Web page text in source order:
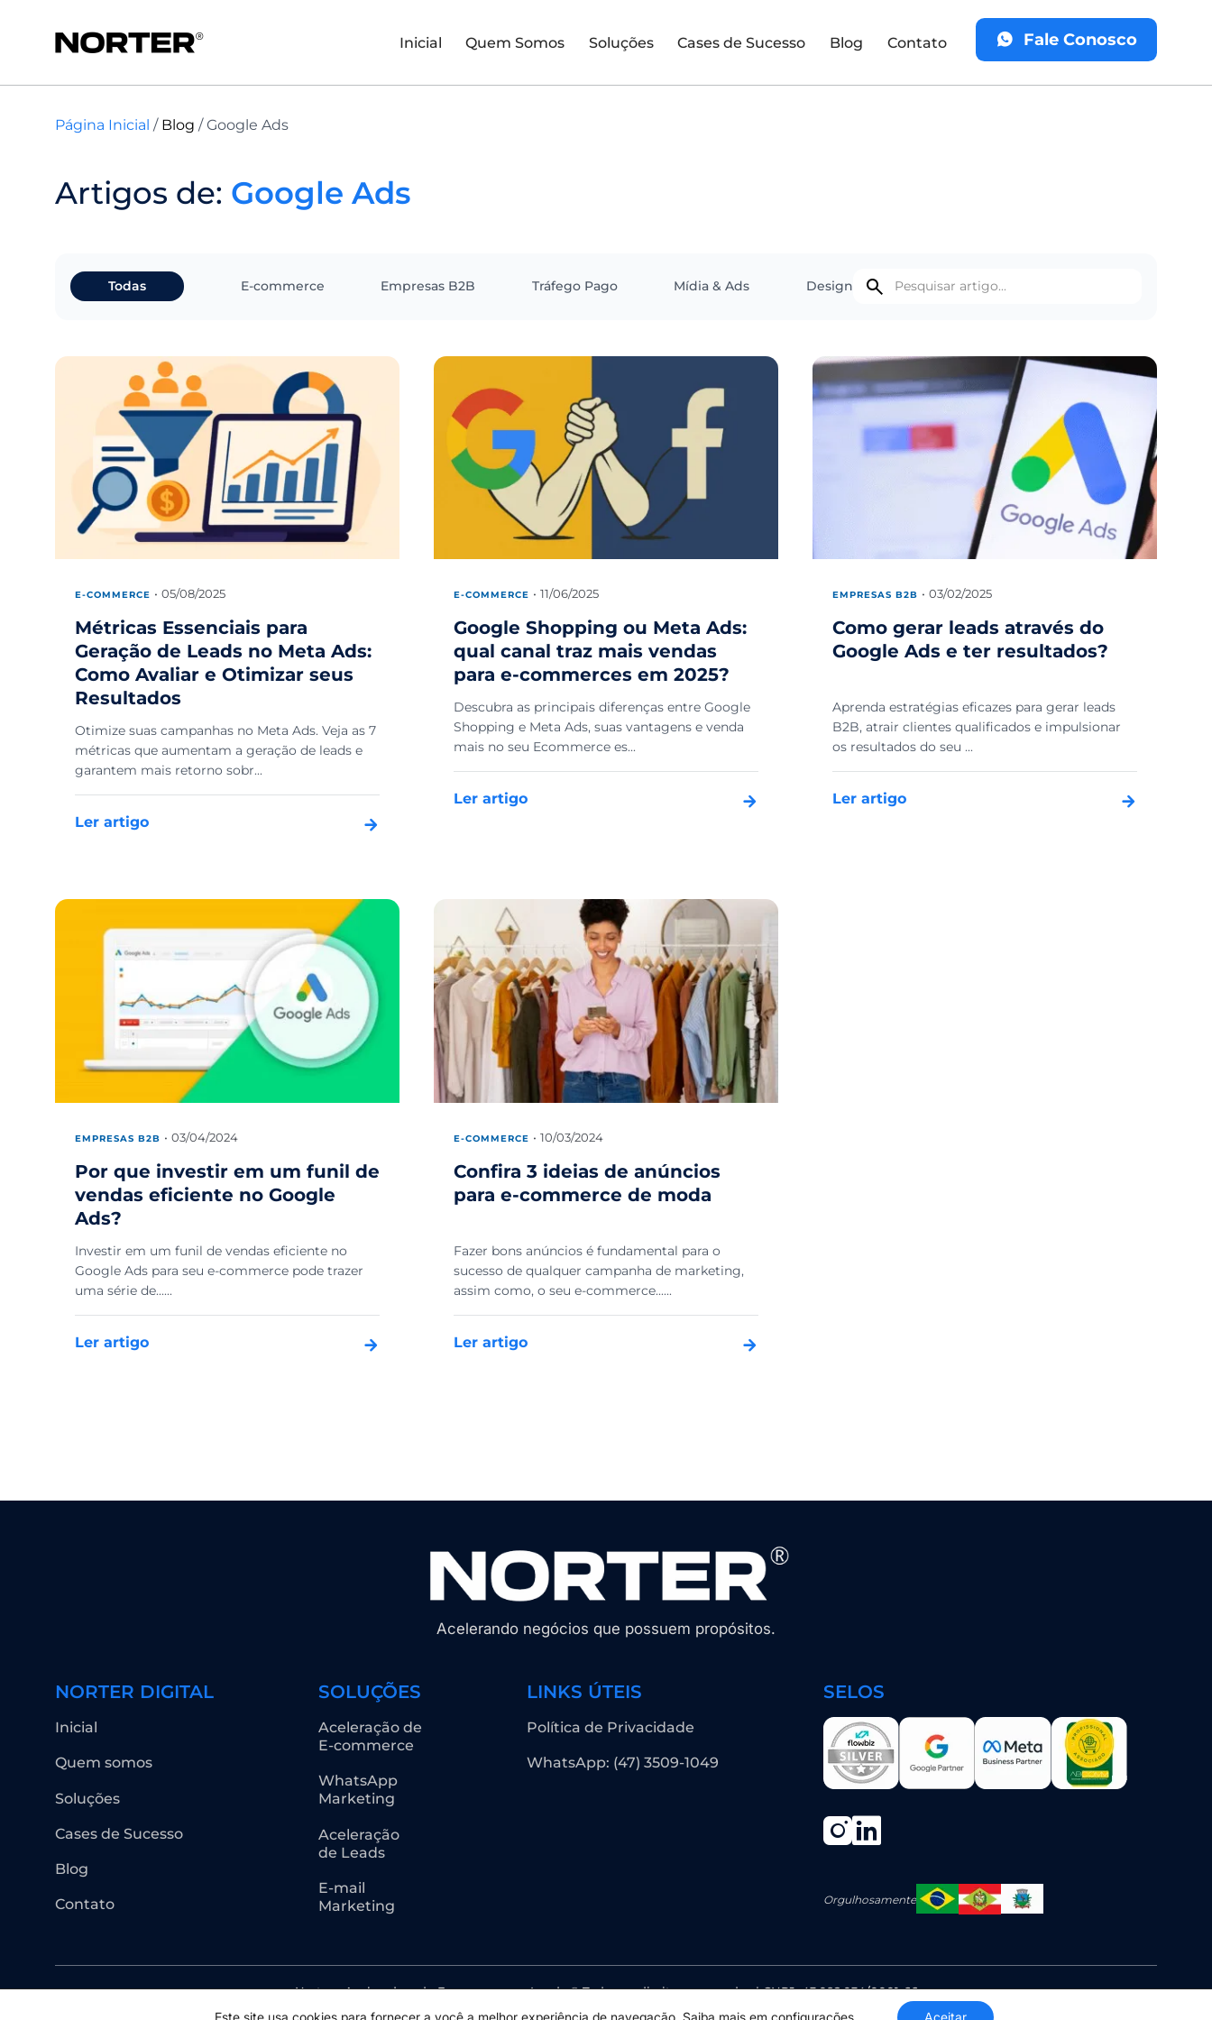
Inicial Quem Somos Soluções Cases de Sucesso Blog Contato Fale Conosco
Página Inicial / Blog /Google Ads
Artigos de: Google Ads
Todas E-commerce Empresas B2B Tráfego Pago Mídia & Ads Design
E-COMMERCE 05/08/2025
Métricas Essenciais para
Geração de Leads no Meta Ads:
Como Avaliar e Otimizar seus
Resultados
Otimize suas campanhas no Meta Ads. Veja as 7
métricas que aumentam a geração de leads e
garantem mais retorno sobr...
Ler artigo
E-COMMERCE 11/06/2025
Google Shopping ou Meta Ads:
qual canal traz mais vendas
para e-commerces em 2025?
Descubra as principais diferenças entre Google
Shopping e Meta Ads, suas vantagens e venda
mais no seu Ecommerce es...
Ler artigo
EMPRESAS B2B 03/02/2025
Como gerar leads através do
Google Ads e ter resultados?
Aprenda estratégias eficazes para gerar leads
B2B, atrair clientes qualificados e impulsionar
os resultados do seu ...
Ler artigo
EMPRESAS B2B 03/04/2024
Por que investir em um funil de
vendas eficiente no Google
Ads?
Investir em um funil de vendas eficiente no
Google Ads para seu e-commerce pode trazer
uma série de......
Ler artigo
E-COMMERCE 10/03/2024
Confira 3 ideias de anúncios
para e-commerce de moda
Fazer bons anúncios é fundamental para o
sucesso de qualquer campanha de marketing,
assim como, o seu e-commerce......
Ler artigo
Acelerando negócios que possuem propósitos.
NORTER DIGITAL
Inicial
Quem somos
Soluções
Cases de Sucesso
Blog
Contato
SOLUÇÕES
Aceleração de
E-commerce
WhatsApp
Marketing
Aceleração
de Leads
E-mail
Marketing
LINKS ÚTEIS
Política de Privacidade
WhatsApp: (47) 3509-1049
SELOS
Orgulhosamente
Norter - Aceleradora de Ecommerces e Leads © Todos os direitos reservados | CNPJ: 43.092.034/0001-66
Este site usa cookies para fornecer a você a melhor experiência de navegação. Saiba mais em configurações. Aceitar